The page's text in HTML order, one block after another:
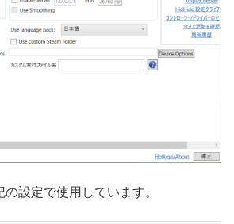
設定で使用しています。